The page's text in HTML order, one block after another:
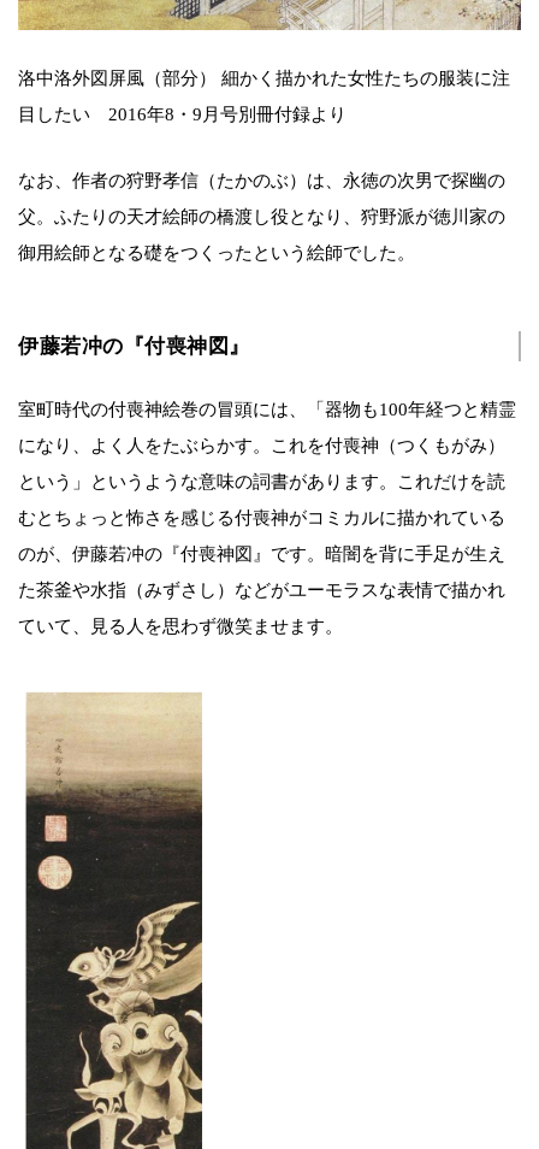
洛中洛外図屏風（部分） 細かく描かれた女性たちの服装に注
目したい 2016年8・9月号別冊付録より
なお、作者の狩野孝信（たかのぶ）は、永徳の次男で探幽の
父。ふたりの天才絵師の橋渡し役となり、狩野派が徳川家の
御用絵師となる礎をつくったという絵師でした。
伊藤若冲の『付喪神図』
室町時代の付喪神絵巻の冒頭には、「器物も100年経つと精霊
になり、よく人をたぶらかす。これを付喪神（つくもがみ）
という」というような意味の詞書があります。これだけを読
むとちょっと怖さを感じる付喪神がコミカルに描かれている
のが、伊藤若冲の『付喪神図』です。暗闇を背に手足が生え
た茶釜や水指（みずさし）などがユーモラスな表情で描かれ
ていて、見る人を思わず微笑ませます。